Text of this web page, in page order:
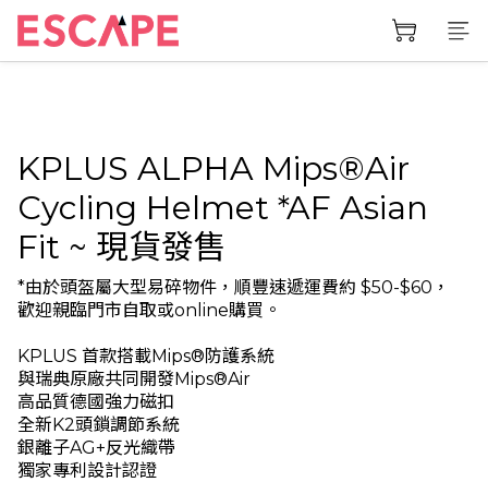
KPLUS ALPHA Mips®Air
Cycling Helmet *AF Asian
Fit ~ 現貨發售
*由於頭盔屬大型易碎物件，順豐速遞運費約 $50-$60，
歡迎親臨門市自取或online購買。
KPLUS 首款搭載Mips®防護系統
與瑞典原廠共同開發Mips®Air
高品質德國強力磁扣
全新K2頭鎖調節系統
銀離子AG+反光織帶
獨家專利設計認證